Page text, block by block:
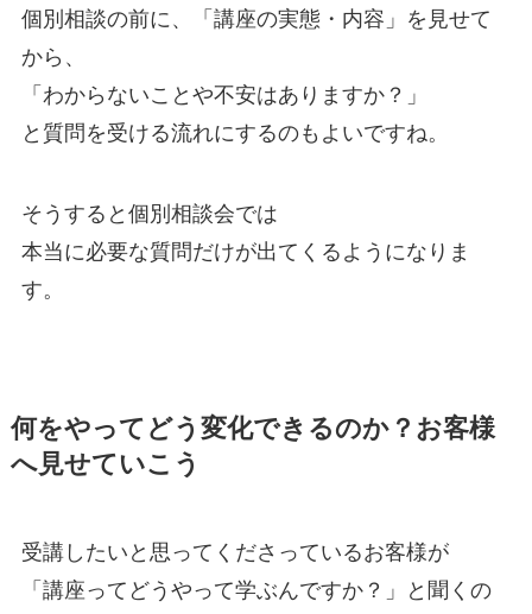
個別相談の前に、「講座の実態・内容」を見せて
から、
「わからないことや不安はありますか？」
と質問を受ける流れにするのもよいですね。
そうすると個別相談会では
本当に必要な質問だけが出てくるようになりま
す。
何をやってどう変化できるのか？お客様
へ見せていこう
受講したいと思ってくださっているお客様が
「講座ってどうやって学ぶんですか？」と聞くの